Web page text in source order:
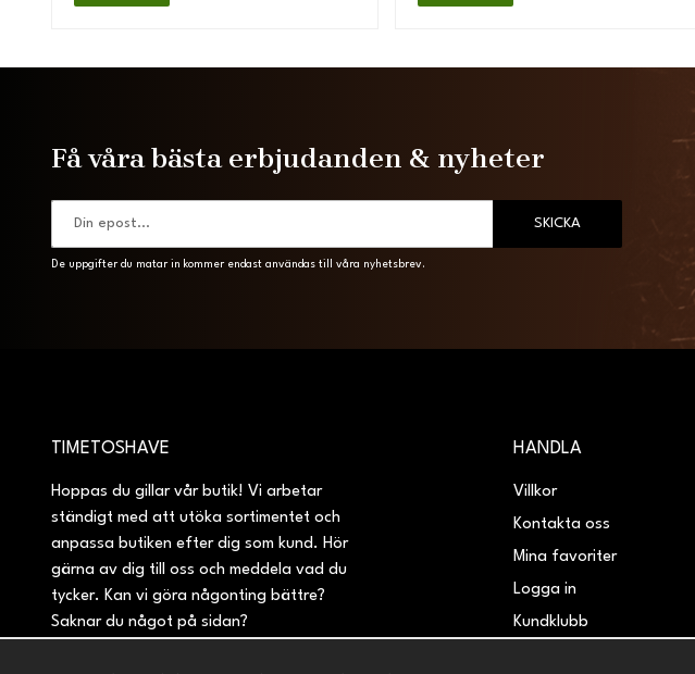
Få våra bästa erbjudanden & nyheter
SKICKA
De uppgifter du matar in kommer endast användas till våra nyhetsbrev.
TIMETOSHAVE
Hoppas du gillar vår butik! Vi arbetar
ständigt med att utöka sortimentet och
anpassa butiken efter dig som kund. Hör
gärna av dig till oss och meddela vad du
tycker. Kan vi göra någonting bättre?
Saknar du något på sidan?
HANDLA
Villkor
Kontakta oss
Mina favoriter
Logga in
Kundklubb